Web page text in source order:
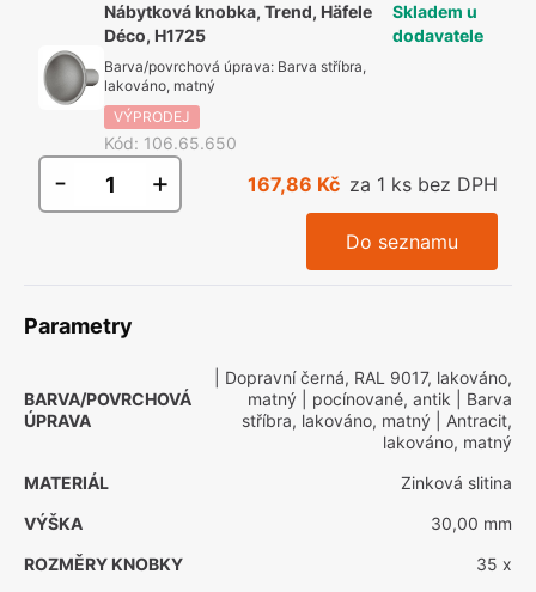
Nábytková knobka, Trend, Häfele
Déco, H1725
Barva/povrchová úprava: Barva stříbra,
lakováno, matný
VÝPRODEJ
Kód: 106.65.650
Skladem u
dodavatele
- + 167,86 Kč za 1 ks bez DPH
Do seznamu
Parametry
BARVA/POVRCHOVÁ
ÚPRAVA
| Dopravní černá, RAL 9017, lakováno,
matný | pocínované, antik | Barva
stříbra, lakováno, matný | Antracit,
lakováno, matný
MATERIÁL
Zinková slitina
VÝŠKA
30,00 mm
ROZMĚRY KNOBKY
35 x